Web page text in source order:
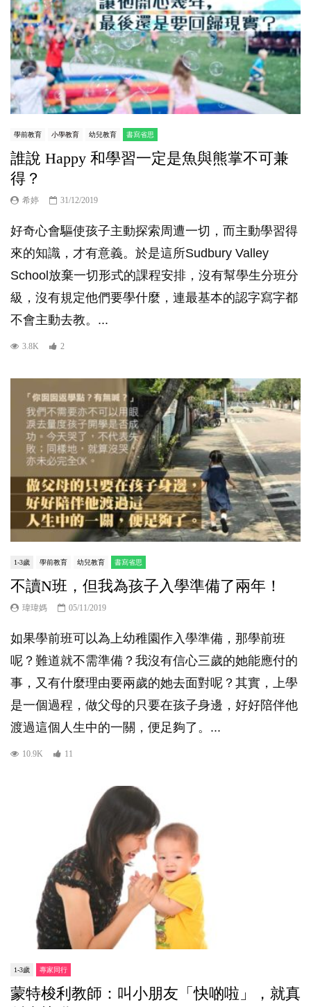
學前教育 小學教育 幼兒教育 書寫省思
誰說 Happy 和學習一定是魚與熊掌不可兼
得？
希婷 31/12/2019
好奇心會驅使孩子主動探索周遭一切，而主動學習得
來的知識，才有意義。於是這所Sudbury Valley
School放棄一切形式的課程安排，沒有幫學生分班分
級，沒有規定他們要學什麼，連最基本的認字寫字都
不會主動去教。...
3.8K 2
1-3歲 學前教育 幼兒教育 書寫省思
不讀N班，但我為孩子入學準備了兩年！
瑋瑋媽 05/11/2019
如果學前班可以為上幼稚園作入學準備，那學前班
呢？難道就不需準備？我沒有信心三歲的她能應付的
事，又有什麼理由要兩歲的她去面對呢？其實，上學
是一個過程，做父母的只要在孩子身邊，好好陪伴他
渡過這個人生中的一關，便足夠了。...
10.9K 11
1-3歲 專家同行
蒙特梭利教師：叫小朋友「快啲啦」，就真